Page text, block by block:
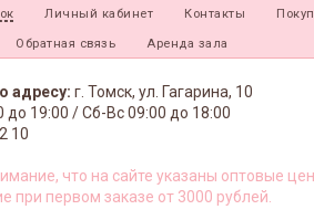
Личный кабинет Контакты
Обратная связь Аренда зала
адресу: г. Томск, ул. Гагарина, 10
до 19:00 /Сб-Вс 09:00 до 18:00
10
что на сайте указаны оптовые
при первом заказе от 3000 рублей.